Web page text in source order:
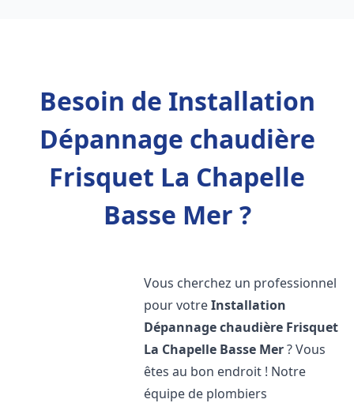
Besoin de Installation
Dépannage chaudière
Frisquet La Chapelle
Basse Mer ?
Vous cherchez un professionnel
pour votreInstallation
Dépannage chaudière Frisquet
La Chapelle Basse Mer? Vous
êtes au bon endroit ! Notre
équipe de plombiers